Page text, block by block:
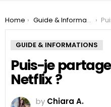
You are here:
Home Guide & Informations Puis-
GUIDE & INFORMATIONS
Puis-je
Netflix ?
by Chiara A.